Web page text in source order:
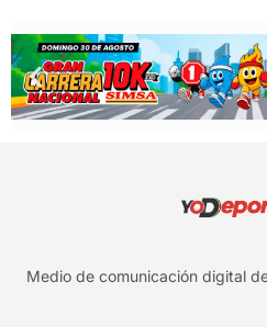
Medio de comunicación digital